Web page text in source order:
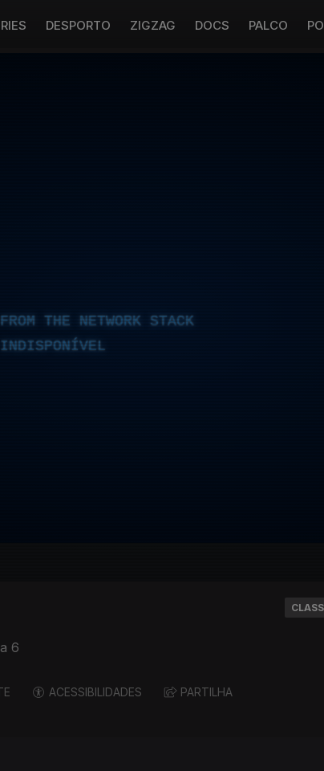
DESPORTO ZIGZAG DOCS PALCO
THE NETWORK STACK
INDISPONÍVEL
6
ACESSIBILIDADES PARTILHA